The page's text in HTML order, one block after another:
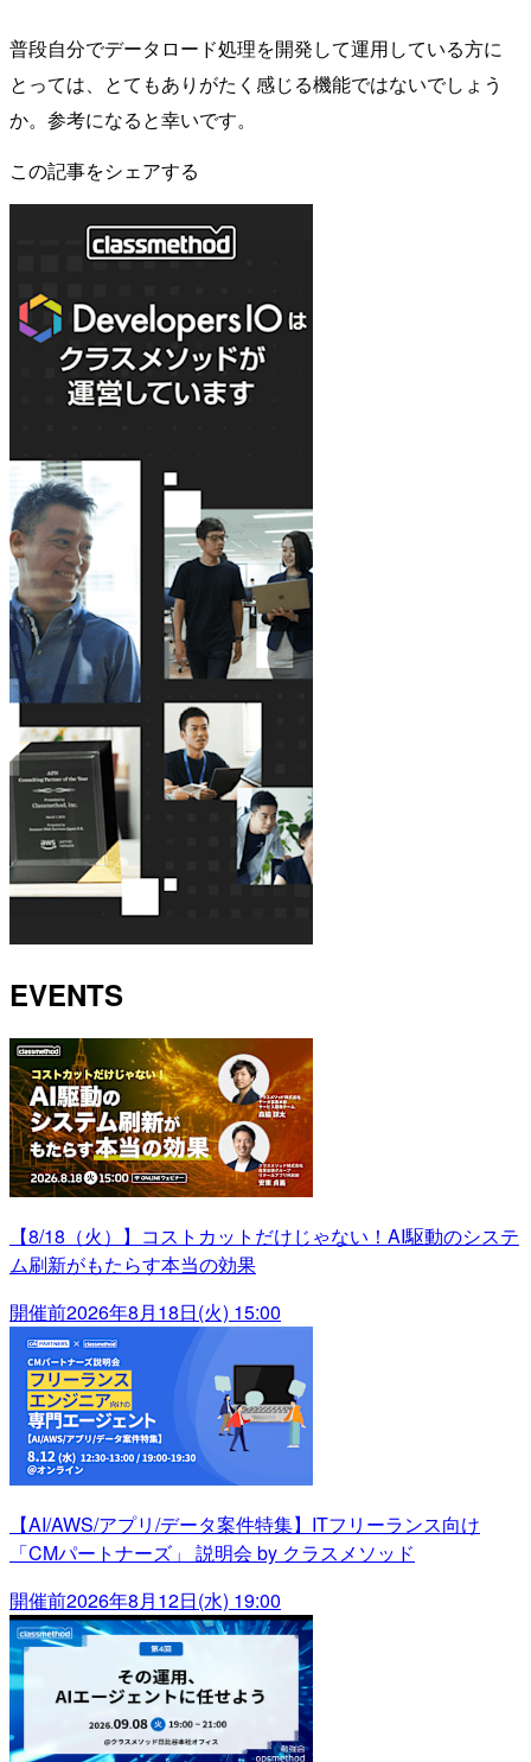
普段自分でデータロード処理を開発して運用している方に
とっては、とてもありがたく感じる機能ではないでしょう
か。参考になると幸いです。
この記事をシェアする
EVENTS
【8/18（火）】コストカットだけじゃない！AI駆動のシステ
ム刷新がもたらす本当の効果
開催前2026年8月18日(火) 15:00
【AI/AWS/アプリ/データ案件特集】ITフリーランス向け
「CMパートナーズ」 説明会 by クラスメソッド
開催前2026年8月12日(水) 19:00